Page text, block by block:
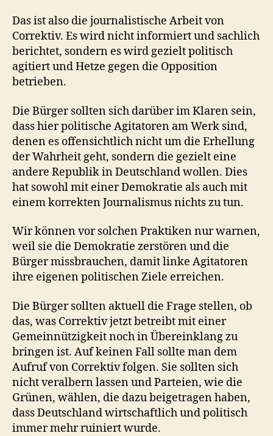
Das ist also die journalistische Arbeit von
Correktiv. Es wird nicht informiert und sachlich
berichtet, sondern es wird gezielt politisch
agitiert und Hetze gegen die Opposition
betrieben.
Die Bürger sollten sich darüber im Klaren sein,
dass hier politische Agitatoren am Werk sind,
denen es offensichtlich nicht um die Erhellung
der Wahrheit geht, sondern die gezielt eine
andere Republik in Deutschland wollen. Dies
hat sowohl mit einer Demokratie als auch mit
einem korrekten Journalismus nichts zu tun.
Wir können vor solchen Praktiken nur warnen,
weil sie die Demokratie zerstören und die
Bürger missbrauchen, damit linke Agitatoren
ihre eigenen politischen Ziele erreichen.
Die Bürger sollten aktuell die Frage stellen, ob
das, was Correktiv jetzt betreibt mit einer
Gemeinnützigkeit noch in Übereinklang zu
bringen ist. Auf keinen Fall sollte man dem
Aufruf von Correktiv folgen. Sie sollten sich
nicht veralbern lassen und Parteien, wie die
Grünen, wählen, die dazu beigetragen haben,
dass Deutschland wirtschaftlich und politisch
immer mehr ruiniert wurde.